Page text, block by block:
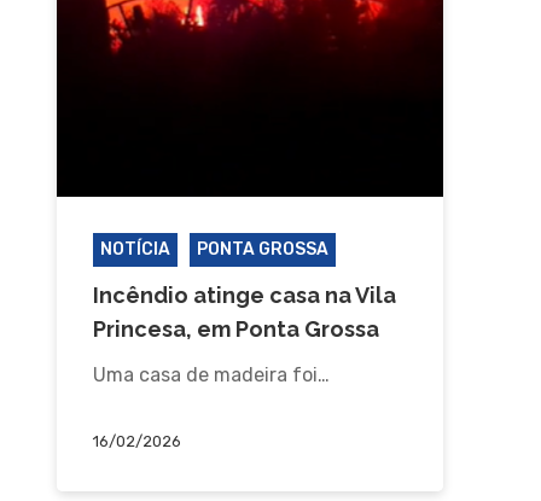
NOTÍCIA PONTA GROSSA
Incêndio atinge casa na Vila
Princesa, em Ponta Grossa
Uma casa de madeira foi…
16/02/2026